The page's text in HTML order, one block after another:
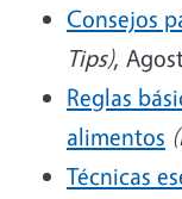
Consejos
Tips),
Reglas
alimentos
Técnicas